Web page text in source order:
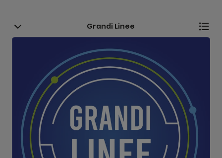
Grandi Linee